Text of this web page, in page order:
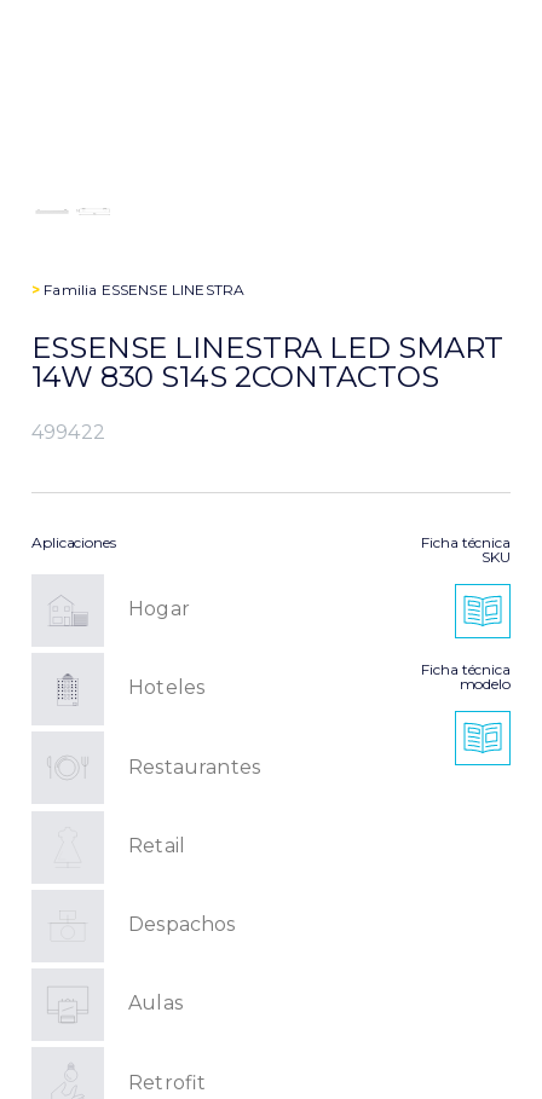
> Familia ESSENSE LINESTRA
ESSENSE LINESTRA LED SMART
14W 830 S14S 2CONTACTOS
499422
Aplicaciones
Hogar
Hoteles
Restaurantes
Retail
Despachos
Aulas
Retrofit
Ficha técnica
SKU
Ficha técnica
modelo